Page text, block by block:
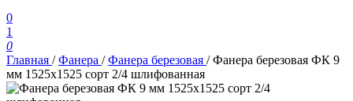
0
1
0
Главная /Фанера /Фанера березовая /Фанера березовая ФК 9
мм 1525х1525 сорт 2/4 шлифованная